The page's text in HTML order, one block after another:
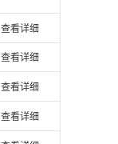
查看详细
查看详细
查看详细
查看详细